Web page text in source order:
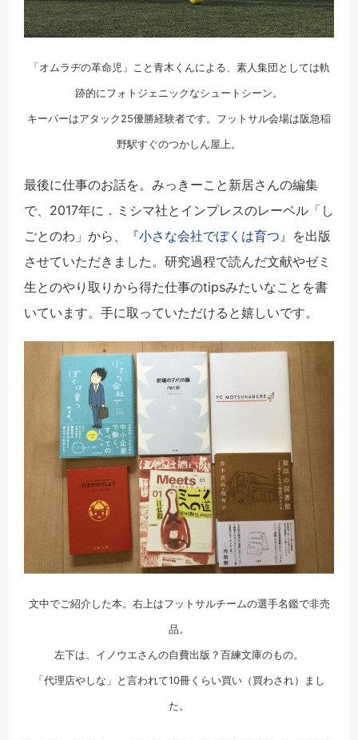
「オムラヂの革命児」こと青木くんによる、素人集団としては軌
跡的にフォトジェニックなシュートシーン。
キーパーはアタック25優勝経験者です。フットサル会場は阪急稲
野駅すぐのつかしん屋上。
最後に仕事のお話を。みっきーこと新居さんの編集
で、2017年に．ミシマ社とインプレスのレーベル「し
ごとのわ」から、『小さな会社でぼくは育つ 』を出版
させていただきました。研究過程で読んだ文献やゼミ
生とのやり取りから得た仕事のtipsみたいなことを書
いています。手に取っていただけると嬉しいです。
文中でご紹介した本。右上はフットサルチームの選手名鑑で非売
品。
左下は、イノウエさんの自費出版？百練文庫のもの。
「代理店やしな」と言われて10冊くらい買い（買わされ）まし
た。